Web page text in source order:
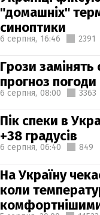
"домашніх"
синоптики
6 серпня, 16:46 2391
Грози замінять
прогноз
6 серпня, 08:00 3363
Пік спеки в
+38 градусів
6 серпня, 06:40 849
На Україну
коли